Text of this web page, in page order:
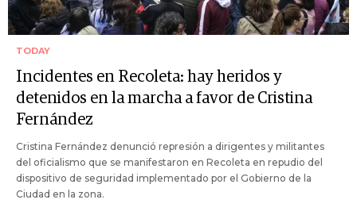
TODAY
Incidentes en Recoleta: hay heridos y
detenidos en la marcha a favor de Cristina
Fernández
Cristina Fernández denunció represión a dirigentes y militantes
del oficialismo que se manifestaron en Recoleta en repudio del
dispositivo de seguridad implementado por el Gobierno de la
Ciudad en la zona.